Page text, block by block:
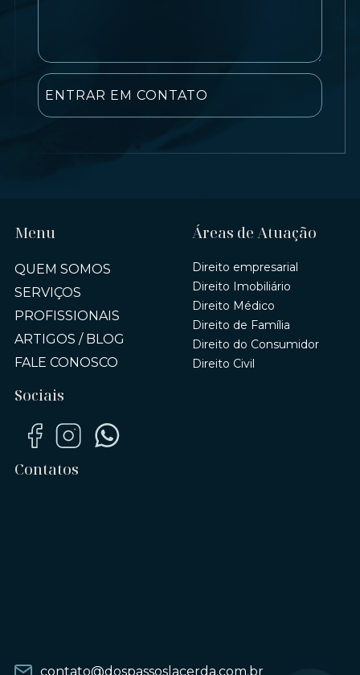
Menu
QUEM SOMOS
SERVIÇOS
PROFISSIONAIS
ARTIGOS / BLOG
FALE CONOSCO
Áreas de Atuação
Direito empresarial
Direito Imobiliário
Direito Médico
Direito de Família
Direito do Consumidor
Direito Civil
Sociais
Contatos
contato@dospassoslacerda.com.br